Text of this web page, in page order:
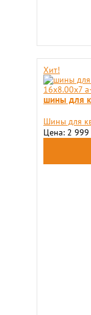
Хит!
шины для
Шины для
Цена: 2 999